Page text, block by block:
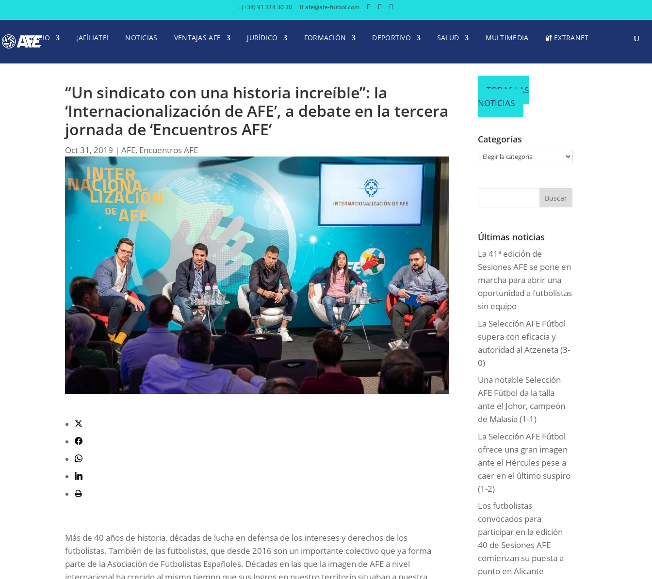
(+34) 91 314 30 30 afe@afe-futbol.com
INICIO ¡AFÍLIATE! NOTICIAS VENTAJAS AFE JURÍDICO FORMACIÓN DEPORTIVO SALUD MULTIMEDIA 🔐 EXTRANET
“Un sindicato con una historia increíble”: la
‘Internacionalización de AFE’, a debate en la tercera
jornada de ‘Encuentros AFE’
Oct 31, 2019 |AFE, Encuentros AFE
Más de 40 años de historia, décadas de lucha en defensa de los intereses y derechos de los
futbolistas. También de las futbolistas, que desde 2016 son un importante colectivo que ya forma
parte de la Asociación de Futbolistas Españoles. Décadas en las que la imagen de AFE a nivel
internacional ha crecido al mismo tiempo que sus logros en nuestro territorio situaban a nuestra
TODAS LAS
NOTICIAS
Categorías
g
r
a
s
Últimas noticias
La 41ª edición de
Sesiones AFE se pone en
marcha para abrir una
oportunidad a futbolistas
sin equipo
La Selección AFE Fútbol
supera con eficacia y
autoridad al Atzeneta (3-
0)
Una notable Selección
AFE Fútbol da la talla
ante el Johor, campeón
de Malasia (1-1)
La Selección AFE Fútbol
ofrece una gran imagen
ante el Hércules pese a
caer en el último suspiro
(1-2)
Los futbolistas
convocados para
participar en la edición
40 de Sesiones AFE
comienzan su puesta a
punto en Alicante